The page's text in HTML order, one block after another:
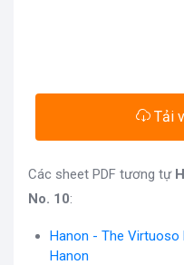
Tải
Các sheet PDF tương tự
No. 10:
Hanon - The Virtuoso
Hanon